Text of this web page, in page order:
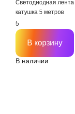
Светодиодная лента
катушка 5 метров
В наличии
В корзину